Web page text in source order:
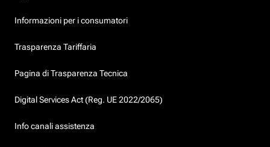
Informazioni per i consumatori
Trasparenza Tariffaria
Pagina di Trasparenza Tecnica
Digital Services Act (Reg. UE 2022/2065)
Info canali assistenza